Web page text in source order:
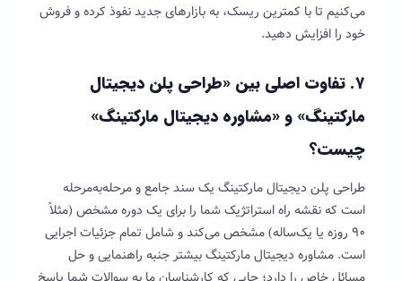
می‌کنیم تا با کمترین ریسک، به بازارهای جدید نفوذ کرده و فروش
خود را افزایش دهید.
۷. تفاوت اصلی بین «طراحی پلن دیجیتال
مارکتینگ» و «مشاوره دیجیتال مارکتینگ»
چیست؟
طراحی پلن دیجیتال مارکتینگ یک سند جامع و مرحله‌به‌مرحله
است که نقشه راه استراتژیک شما را برای یک دوره مشخص (مثلاً
۹۰ روزه یا یک‌ساله) مشخص می‌کند و شامل تمام جزئیات اجرایی
است. مشاوره دیجیتال مارکتینگ بیشتر جنبه راهنمایی و حل